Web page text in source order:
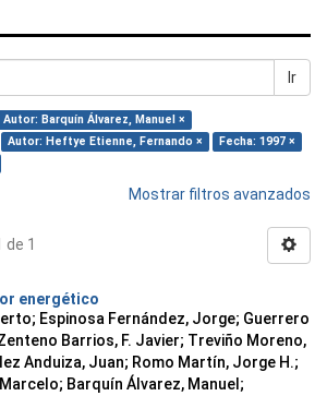
Ir
Autor: Barquín Álvarez, Manuel ×
Autor: Heftye Etienne, Fernando ×
Fecha: 1997 ×
Mostrar filtros avanzados
1
energético
Espinosa Fernández, Jorge; Guerrero
Barrios, F. Javier; Treviño Moreno,
Anduiza, Juan; Romo Martín, Jorge H.;
Barquín Álvarez, Manuel;